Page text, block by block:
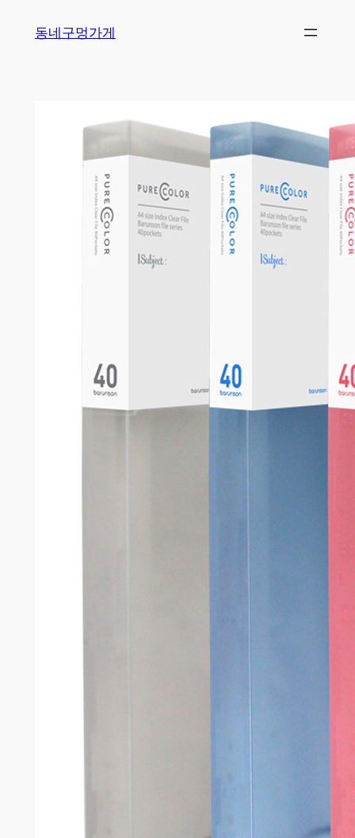
동네구멍가게